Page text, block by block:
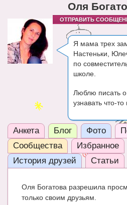
НОВОРОЖДЕННЫЙ
РАЗВИТИЕ
ВОПРОС-ОТВЕТ
Рекомендовано
Сказки
ПСИХОЛОГИЯ
Оля
ОТПРАВИТЬ
Я мама трех
Настеньки,
по
школе.
Люблю писать о
узнавать что-то
Анкета Блог Фото
Сообщества
Избранное
История друзей
Статьи
Оля Богатова разрешила
только своим друзьям.